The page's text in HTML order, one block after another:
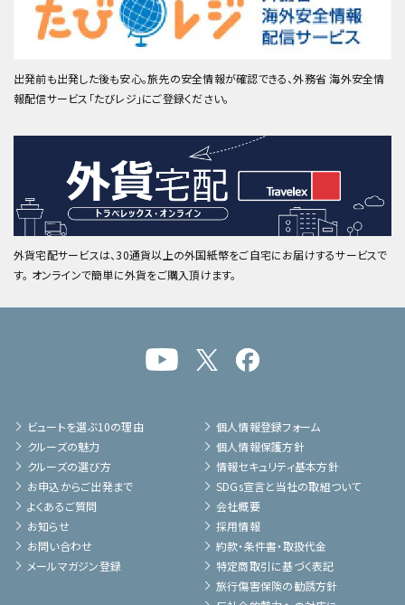
出発前も出発した後も安心。旅先の安全情報が確認できる、外務省 海外安全情
報配信サービス「たびレジ」にご登録ください。
外貨宅配サービスは、30通貨以上の外国紙幣をご自宅にお届けするサービスで
す。 オンラインで簡単に外貨をご購入頂けます。
ビュートを選ぶ10の理由
クルーズの魅力
クルーズの選び方
お申込からご出発まで
よくあるご質問
お知らせ
お問い合わせ
メールマガジン登録
個人情報登録フォーム
個人情報保護方針
情報セキュリティ基本方針
SDGs宣言と当社の取組ついて
会社概要
採用情報
約款・条件書・取扱代金
特定商取引に基づく表記
旅行傷害保険の勧誘方針